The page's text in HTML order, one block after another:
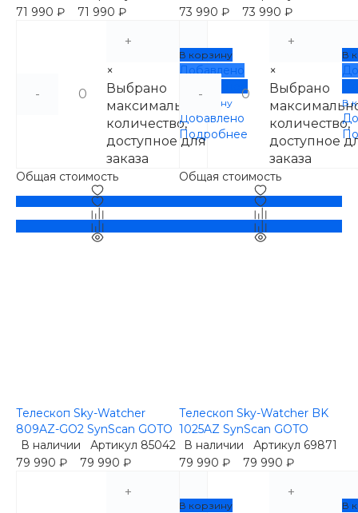
71 990 ₽
71 990 ₽
-
+
×
Выбрано
максимальное
количество,
доступное для
заказа
В корзину
Добавлено
Подробнее
В корзину
Добавлено
Подробнее
Общая стоимость
73 990 ₽
73 990 ₽
-
+
×
Выбрано
количество,
доступное
заказа
В
В
Общая стоимость
Телескоп Sky-Watcher
809AZ-GO2 SynScan GOTO
В наличии
Артикул 85042
79 990 ₽
79 990 ₽
+
В корзину
Телескоп Sky-Watcher BK
1025AZ SynScan GOTO
В наличии
Артикул 69871
79 990 ₽
79 990 ₽
+
В